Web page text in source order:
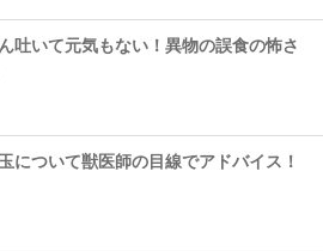
吐いて元気もない！異物の誤食の怖さ
について獣医師の目線でアドバイス！